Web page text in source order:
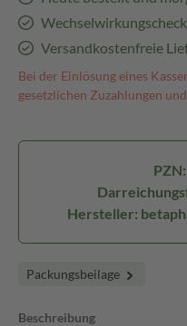
Versandkostenfreie
Bei der Einlösung eines
gesetzlichen Zuzahlungen
Hersteller:
Packungsbeilage
Beschreibung